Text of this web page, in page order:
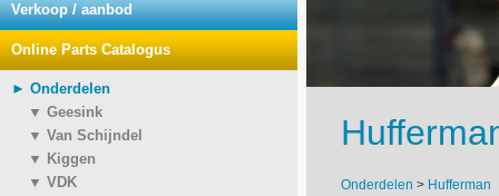
Verkoop / aanbod
Online Parts Catalogus
► Onderdelen
▼ Geesink
▼ Van Schijndel
▼ Kiggen
▼ VDK
Onderdelen > Hufferman